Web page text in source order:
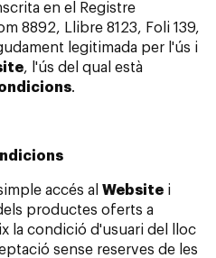
en el Registre
8892, Llibre 8123, Foli 139,
legitimada per l'ús i
, l'ús del qual està
.
accés al Website i
productes oferts a
la condició d'usuari del lloc
sense reserves de les